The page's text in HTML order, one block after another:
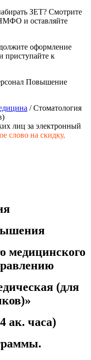
дело,
ЗЕТ? Смотрите
и оставляйте
оформление
приступайте к
Повышение
/ Стоматология
лиц за электронный
слово на скидку,
медицинского
(для
ак. часа)